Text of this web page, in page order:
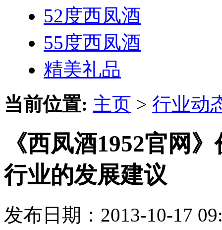
52度西凤酒
55度西凤酒
精美礼品
当前位置: 主页 > 行业动
《西凤酒1952官网
行业的发展建议
发布日期：2013-10-17